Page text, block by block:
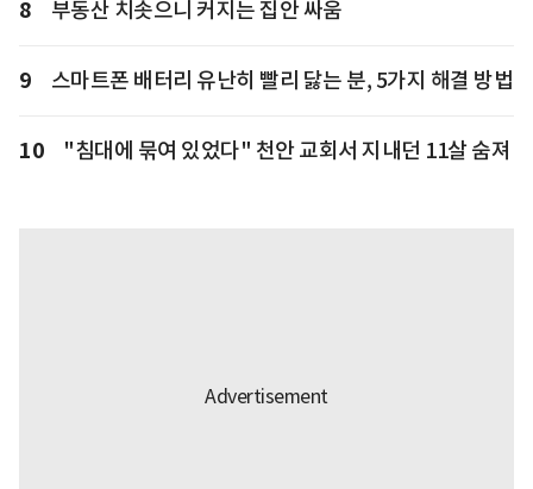
8 부동산 치솟으니 커지는 집안 싸움
9 스마트폰 배터리 유난히 빨리 닳는 분, 5가지 해결 방법
10 "침대에 묶여 있었다" 천안 교회서 지내던 11살 숨져